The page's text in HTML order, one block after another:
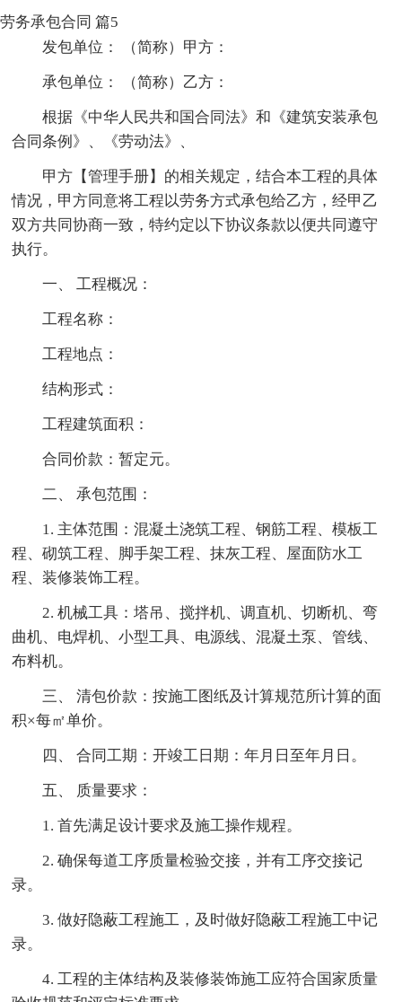
劳务承包合同 篇5
发包单位： （简称）甲方：
承包单位： （简称）乙方：
根据《中华人民共和国合同法》和《建筑安装承包
合同条例》、《劳动法》、
甲方【管理手册】的相关规定，结合本工程的具体
情况，甲方同意将工程以劳务方式承包给乙方，经甲乙
双方共同协商一致，特约定以下协议条款以便共同遵守
执行。
一、 工程概况：
工程名称：
工程地点：
结构形式：
工程建筑面积：
合同价款：暂定元。
二、 承包范围：
1. 主体范围：混凝土浇筑工程、钢筋工程、模板工
程、砌筑工程、脚手架工程、抹灰工程、屋面防水工
程、装修装饰工程。
2. 机械工具：塔吊、搅拌机、调直机、切断机、弯
曲机、电焊机、小型工具、电源线、混凝土泵、管线、
布料机。
三、 清包价款：按施工图纸及计算规范所计算的面
积×每㎡单价。
四、 合同工期：开竣工日期：年月日至年月日。
五、 质量要求：
1. 首先满足设计要求及施工操作规程。
2. 确保每道工序质量检验交接，并有工序交接记
录。
3. 做好隐蔽工程施工，及时做好隐蔽工程施工中记
录。
4. 工程的主体结构及装修装饰施工应符合国家质量